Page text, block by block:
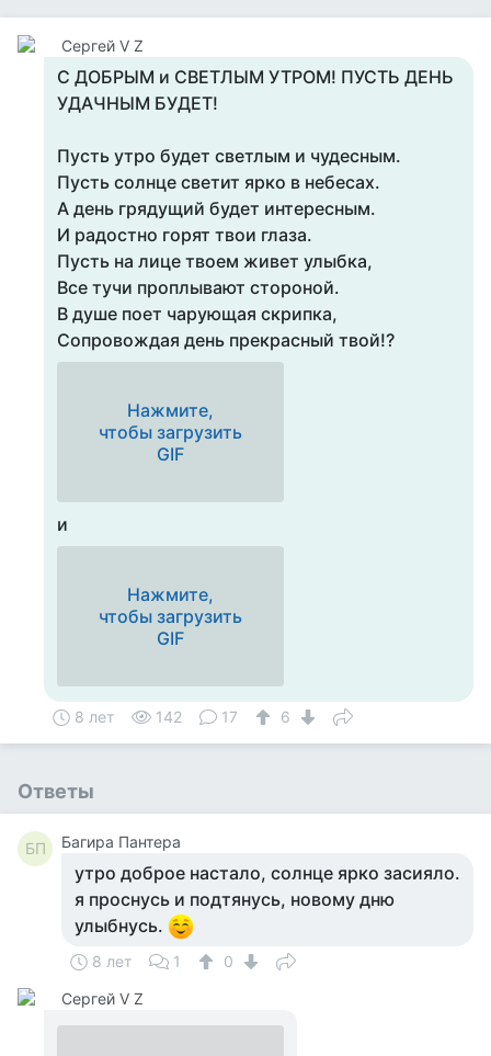
Сергей V Z
С ДОБРЫМ и СВЕТЛЫМ УТРОМ! ПУСТЬ ДЕНЬ
УДАЧНЫМ БУДЕТ!
Пусть утро будет светлым и чудесным.
Пусть солнце светит ярко в небесах.
А день грядущий будет интересным.
И радостно горят твои глаза.
Пусть на лице твоем живет улыбка,
Все тучи проплывают стороной.
В душе поет чарующая скрипка,
Сопровождая день прекрасный твой!?
Нажмите,
чтобы загрузить
GIF
и
Нажмите,
чтобы загрузить
GIF
8 лет 142 17 6
Ответы
БП Багира Пантера
утро доброе настало, солнце ярко засияло.
я проснусь и подтянусь, новому дню
улыбнусь.
8 лет 1
0
Сергей V Z